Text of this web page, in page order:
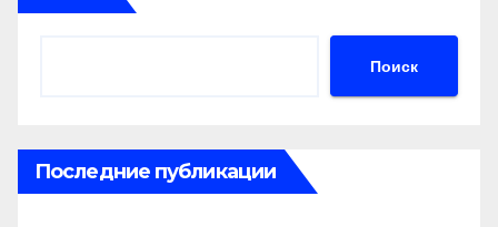
Поиск
Последние публикации